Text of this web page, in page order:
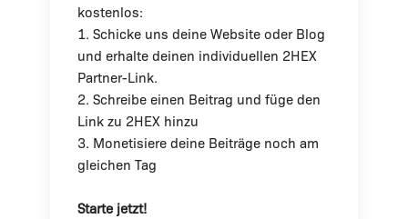
kostenlos:
1. Schicke uns deine Website oder Blog
und erhalte deinen individuellen 2HEX
Partner-Link.
2. Schreibe einen Beitrag und füge den
Link zu 2HEX hinzu
3. Monetisiere deine Beiträge noch am
gleichen Tag
Starte jetzt!